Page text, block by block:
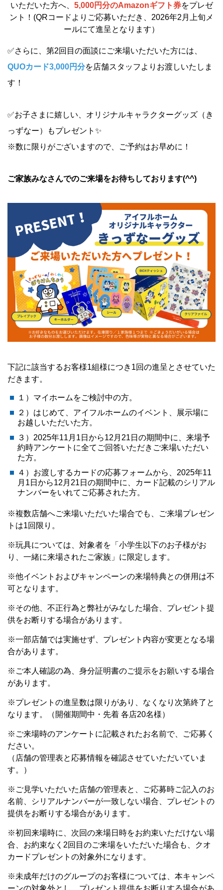
いただいた方へ、 5,000円分のAmazonギフト券をプレゼ
ント！(QRコードよりご応募いただき、2026年2月上旬メ
ールにて進呈となります）
✅さらに、第2回目の面談にご来場いただいた方には、
QUOカード3,000円分を店舗スタッフよりお渡しいたしま
す！
✅お子さまに嬉しい、オリジナルキャラクターグッズ（き
っずなー）もプレゼント✨
※数に限りがございますので、ご予約はお早めに！
ご家族みなさんでのご来場をお待ちしております(^^)
下記に該当するお客様1組様につき1回の進呈とさせていた
だきます。
１）マイホームをご検討中の方。​
２）はじめて、アイフルホームのイベント、展示場に
お越しいただいた方。​
３）2025年11月1日から12月21日の期間中に、来場予
約時アンケートに全てご回答いただきご来場いただい
た方。
４）お渡しするカードの応募フォームから、2025年11
月1日から12月21日の期間中に、カード記載のシリアル
ナンバーをいれてご応募された方。
※複数店舗へご来場いただいた場合でも、ご来場プレゼン
トは1回限り。
※玩具については、対象者を「小学生以下のお子様がお
り、一緒に来場されたご家族」に限定します。
※他イベントおよびキャンペーンの来場特典との併用は不
可となります。
※その他、不正行為と弊社がみなした場合、プレゼント提
供をお断りする場合があります。
※一部店舗では実施せず、プレゼント内容が変更となる場
合があります。
※ご本人確認の為、身分証明書のご提示をお願いする場合
があります。
※プレゼントの進呈数は限りがあり、なくなり次第終了と
なります。（開催期間中・先着 各店20名様）
※ご来場時のアンケートに記載されたお名前で、ご応募く
ださい。
（店舗の管理表と応募情報を確認させていただいていま
す。）
※ご見学いただいた店舗の管理表と、ご応募時ご記入のお
名前、シリアルナンバーが一致しない場合、プレゼントの
提供をお断りする場合があります。
※初回来場時に、次回の来場日時をお約束いただけない場
合、お約束なく2回目のご来場をいただいた場合も、クオ
カードプレゼントの対象外になります。
※未成年だけのグループのお客様については、本キャンペ